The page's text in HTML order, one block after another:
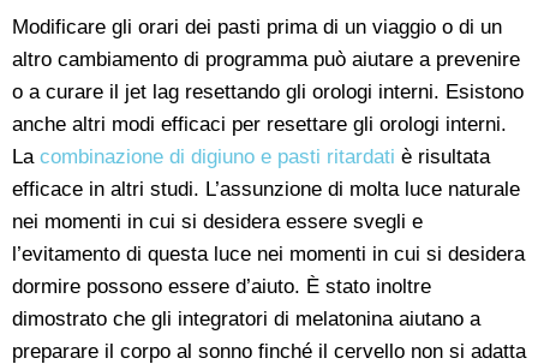
Modificare gli orari dei pasti prima di un viaggio o di un
altro cambiamento di programma può aiutare a prevenire
o a curare il jet lag resettando gli orologi interni. Esistono
anche altri modi efficaci per resettare gli orologi interni.
La combinazione di digiuno e pasti ritardati è risultata
efficace in altri studi. L’assunzione di molta luce naturale
nei momenti in cui si desidera essere svegli e
l’evitamento di questa luce nei momenti in cui si desidera
dormire possono essere d’aiuto. È stato inoltre
dimostrato che gli integratori di melatonina aiutano a
preparare il corpo al sonno finché il cervello non si adatta